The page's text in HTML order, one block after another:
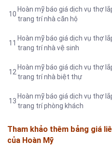
10
Hoàn mỹ báo giá dịch vụ thợ
trang trí nhà căn hộ
11
Hoàn mỹ báo giá dịch vụ thợ
trang trí nhà vệ sinh
12
Hoàn mỹ báo giá dịch vụ thợ
trang trí nhà biệt thự
13
Hoàn mỹ báo giá dịch vụ thợ
trang trí phòng khách
Tham khảo thêm bảng giá
của Hoàn Mỹ